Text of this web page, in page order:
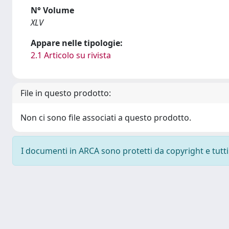
N° Volume
XLV
Appare nelle tipologie:
2.1 Articolo su rivista
File in questo prodotto:
Non ci sono file associati a questo prodotto.
I documenti in ARCA sono protetti da copyright e